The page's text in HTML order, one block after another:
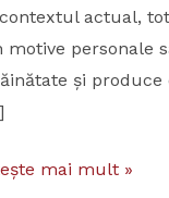
actual,
motive personale
și produce
mai mult »